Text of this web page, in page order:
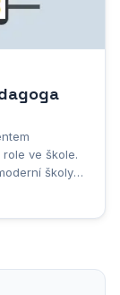
ve škole.
školy
moc jsou tito